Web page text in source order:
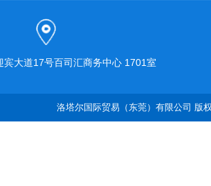
宾大道17号百司汇商务中心 1701室
洛塔尔国际贸易（东莞）有限公司 版